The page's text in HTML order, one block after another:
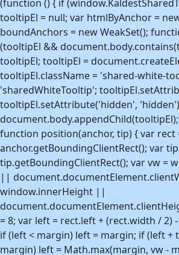
(function () { if
tooltipEl = null; var htmlByAnchor =
boundAnchors = new WeakSet();
(tooltipEl &&
tooltipEl; tooltipEl =
tooltipEl.className = 'shared-white-
'sharedWhiteTooltip';
tooltipEl.setAttribute('hidden',
function position(anchor, tip) { var rect
anchor.getBoundingClientRect(); var
tip.getBoundingClientRect(); var vw =
||
window.innerHeight ||
= 8; var left = rect.left + (rect.width / 2)
if (left < margin) left = margin; if (left +
margin) left = Math.max(margin, vw -